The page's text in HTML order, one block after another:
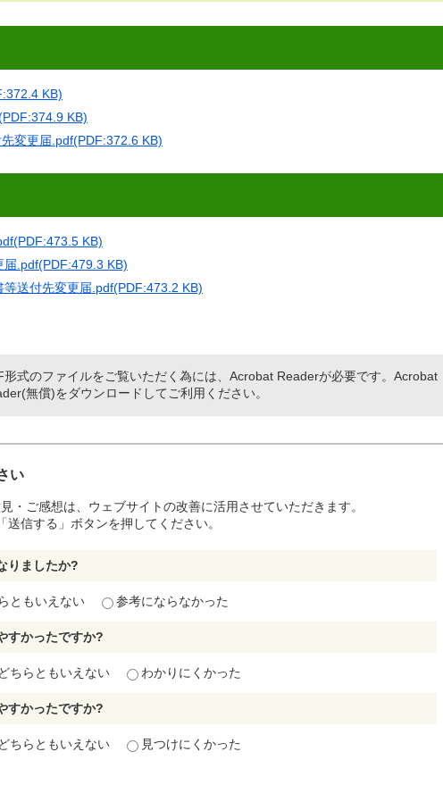
KB)
KB)
変更届.pdf(PDF:372.6 KB)
KB)
.pdf(PDF:479.3 KB)
送付先変更届.pdf(PDF:473.2 KB)
形式のファイルをご覧いただく為には、Acrobat Readerが必要です。Acrobat
無償)をダウンロードしてご利用ください。
い
・ご感想は、ウェブサイトの改善に活用させていただきます。
信する」ボタンを押してください。
りましたか?
ともいえない 参考にならなかった
すかったですか?
どちらともいえない わかりにくかった
すかったですか?
どちらともいえない 見つけにくかった